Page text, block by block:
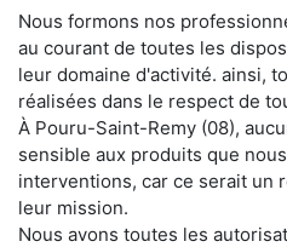
Nous formons nos
au courant de toutes les
leur domaine d'activité. ainsi,
réalisées dans le respect de
À Pouru-Saint-Remy (08),
sensible aux produits que
interventions, car ce serait un
leur mission.
Nous avons toutes les